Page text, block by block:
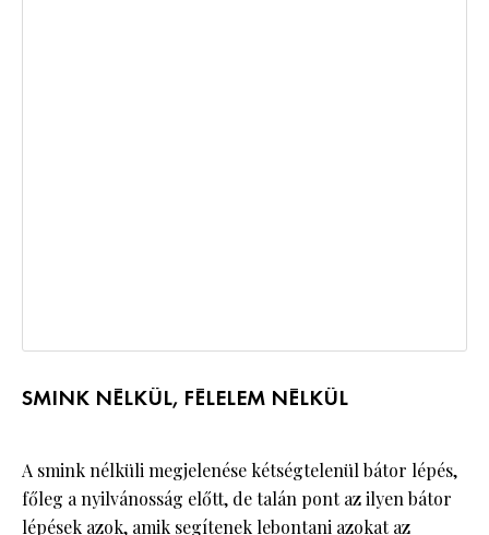
SMINK NÉLKÜL, FÉLELEM NÉLKÜL
A smink nélküli megjelenése kétségtelenül bátor lépés,
főleg a nyilvánosság előtt, de talán pont az ilyen bátor
lépések azok, amik segítenek lebontani azokat az